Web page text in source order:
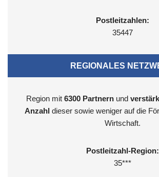
Postleitzahlen:
35447
REGIONALES
Region mit 6300 Partnernund
Anzahl dieser sowie weniger auf die
Wirtschaft.
Postleitzahl-Region:
35***